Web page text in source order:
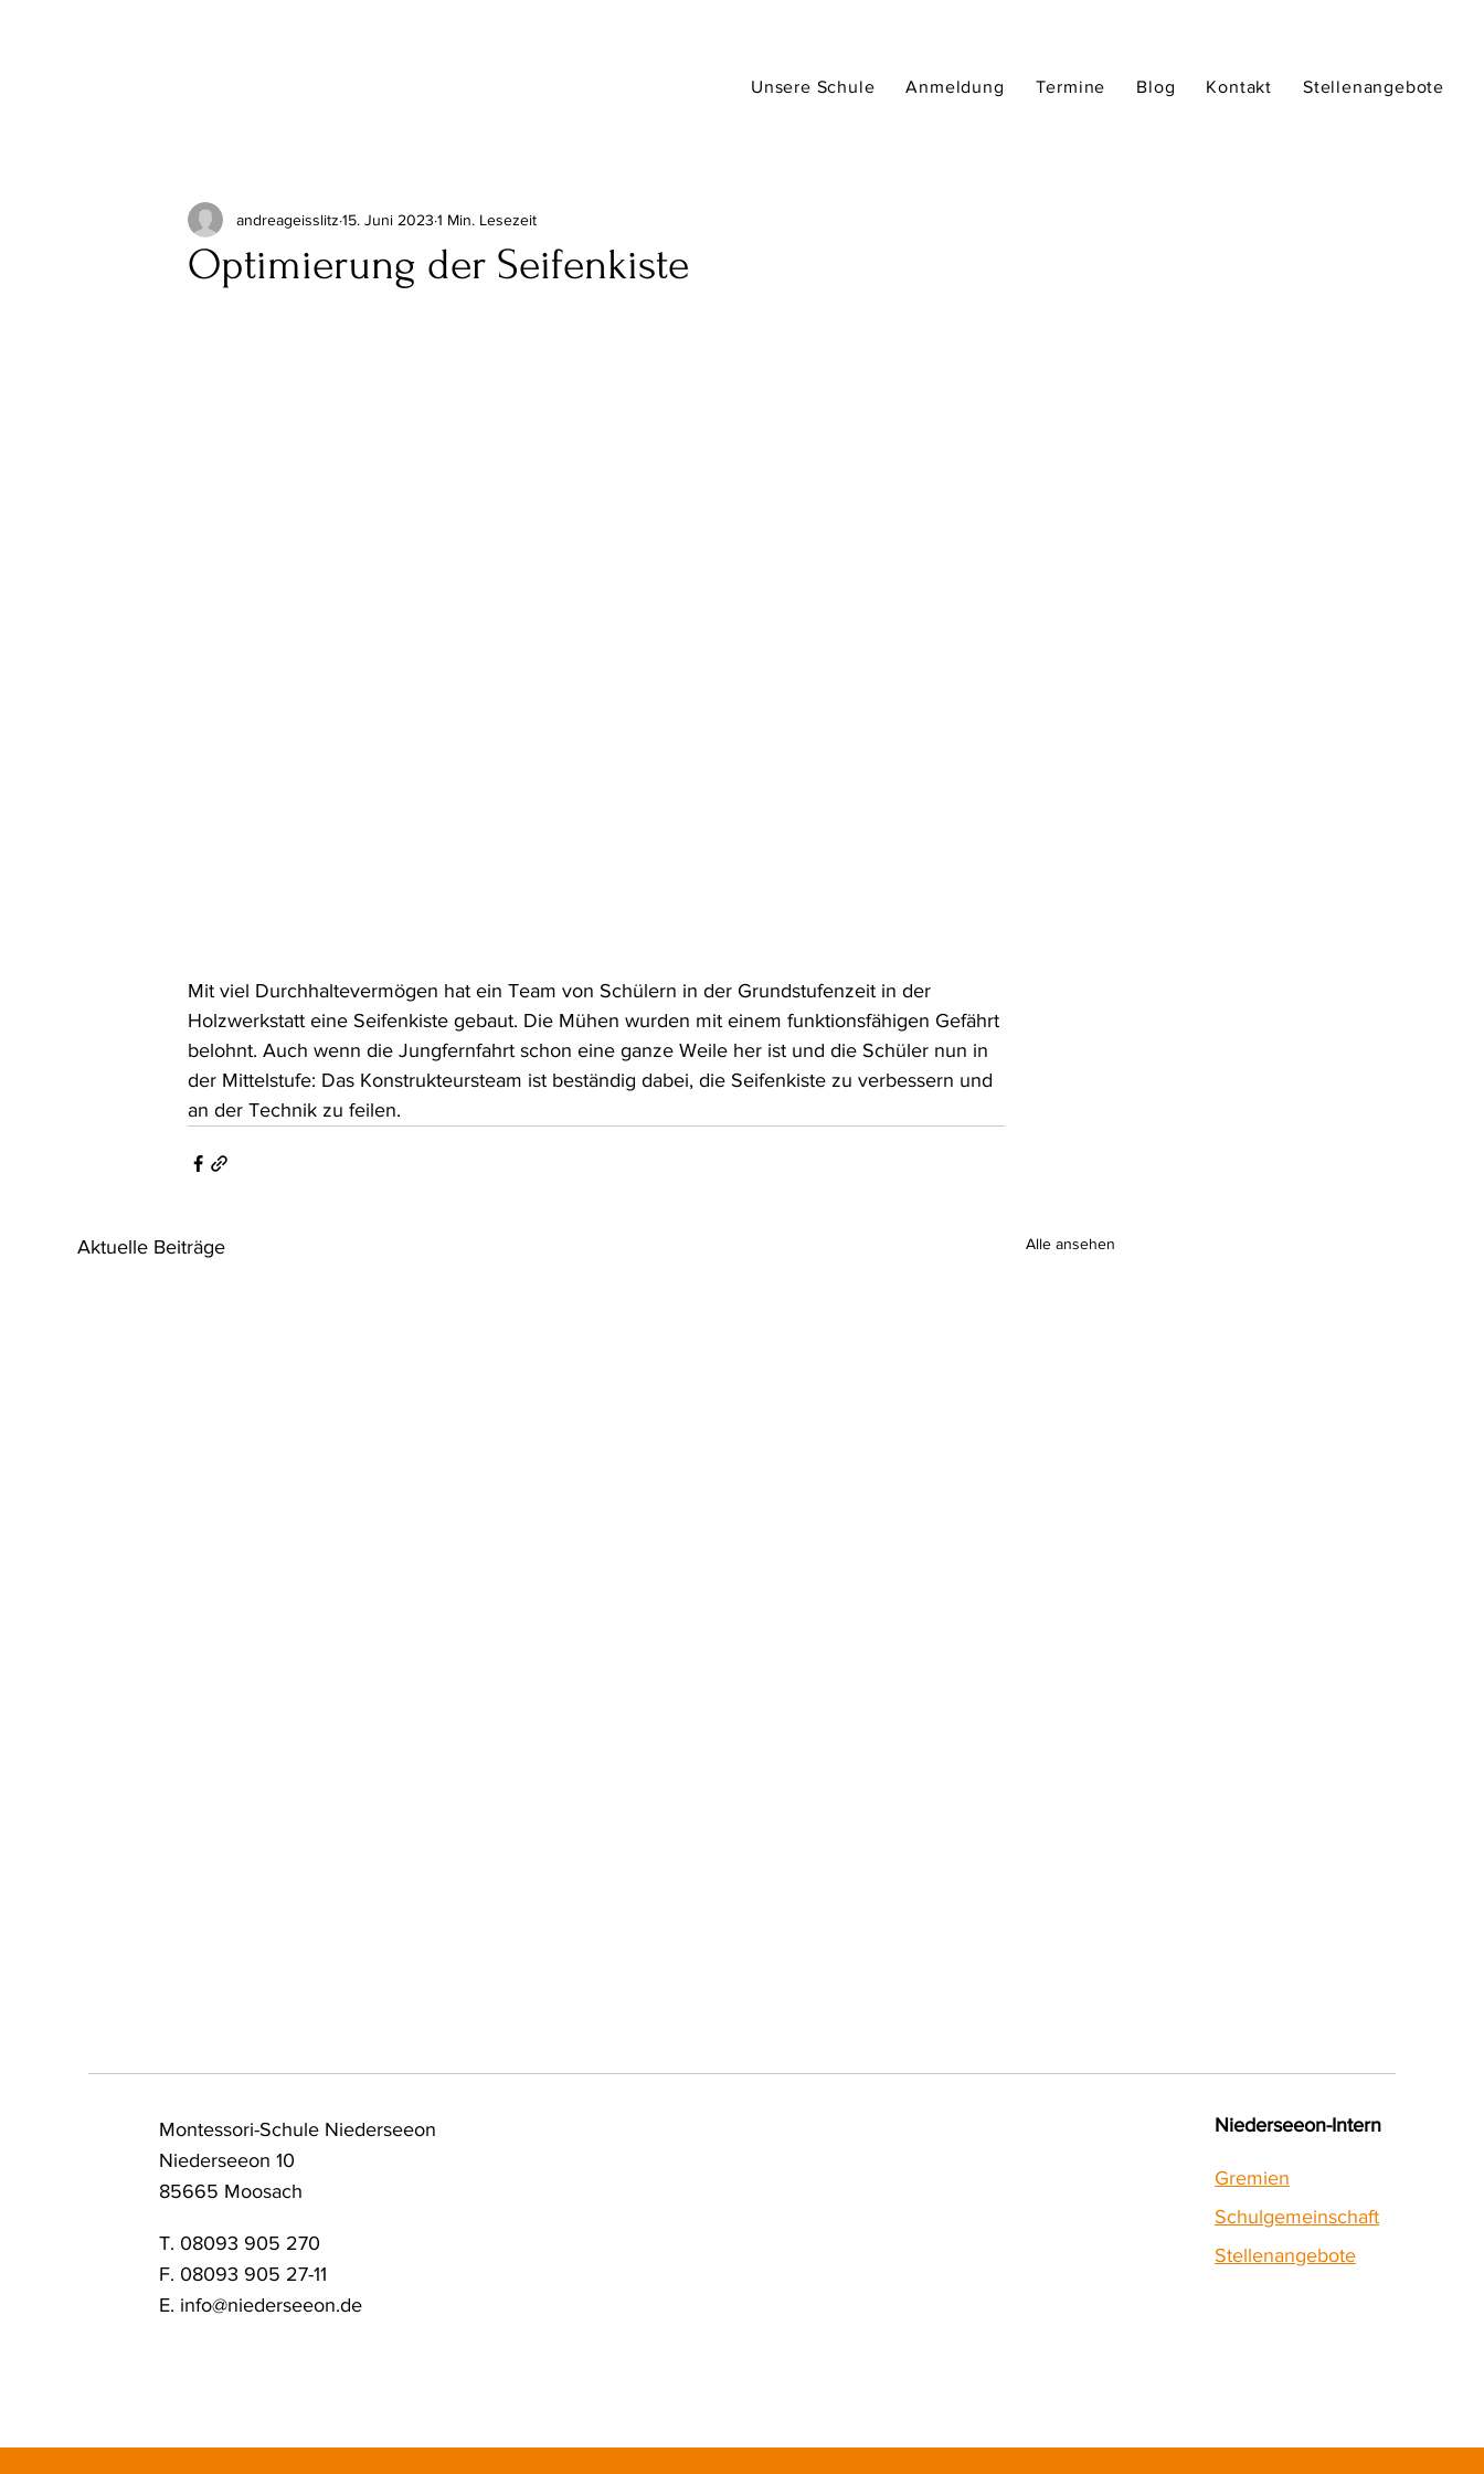
Unsere Schule Anmeldung Termine Blog Kontakt Stellenangebote
Optimierung der Seifenkiste
andreageisslitz 15. Juni 2023 1 Min. Lesezeit
Mit viel Durchhaltevermögen hat ein Team von Schülern in der Grundstufenzeit in der
Holzwerkstatt eine Seifenkiste gebaut. Die Mühen wurden mit einem funktionsfähigen Gefährt
belohnt. Auch wenn die Jungfernfahrt schon eine ganze Weile her ist und die Schüler nun in
der Mittelstufe: Das Konstrukteursteam ist beständig dabei, die Seifenkiste zu verbessern und
an der Technik zu feilen.
Aktuelle Beiträge Alle ansehen
Montessori-Schule Niederseeon
Niederseeon 10
85665 Moosach
T. 08093 905 270
F. 08093 905 27-11
E. info@niederseeon.de
Niederseeon-Intern
Gremien
Schulgemeinschaft
Stellenangebote